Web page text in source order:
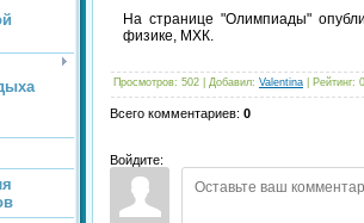
На странице "Олимпиады"
физике, МХК.
Просмотров: 502 Добавил: Valentina Рейтинг:
Всего комментариев: 0
Войдите: